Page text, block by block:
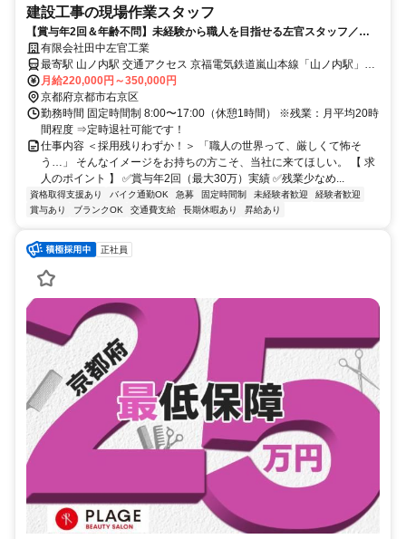
建設工事の現場作業スタッフ
【賞与年2回＆年齢不問】未経験から職人を目指せる左官スタッフ／採
用残りわずか！
有限会社田中左官工業
最寄駅 山ノ内駅 交通アクセス 京福電気鉄道嵐山本線「山ノ内駅」よ
り徒歩10分 ※バイク通勤OK（駐車場あり）
月給220,000円～350,000円
京都府京都市右京区
勤務時間 固定時間制 8:00〜17:00（休憩1時間） ※残業：月平均20時
間程度 ⇒定時退社可能です！
仕事内容 ＜採用残りわずか！＞ 「職人の世界って、厳しくて怖そ
う…」 そんなイメージをお持ちの方こそ、当社に来てほしい。 【 求
人のポイント 】 ✅賞与年2回（最大30万）実績 ✅残業少なめ...
資格取得支援あり バイク通勤OK 急募 固定時間制 未経験者歓迎
経験者歓迎
賞与あり
ブランクOK 交通費支給 長期休暇あり 昇給あり
正社員